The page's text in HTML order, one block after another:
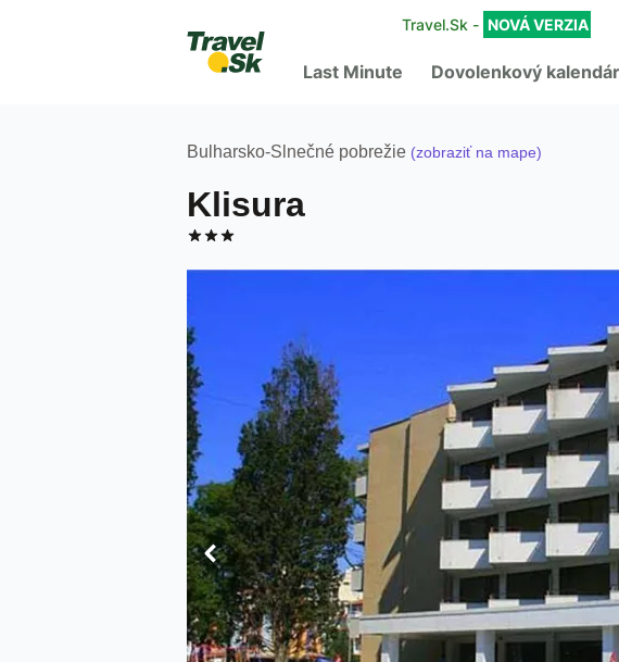
Last Minute Dovolenkový kalendár
Travel.Sk - NOVÁ VERZIA
Bulharsko-Slnečné pobrežie (zobraziť na mape)
Klisura